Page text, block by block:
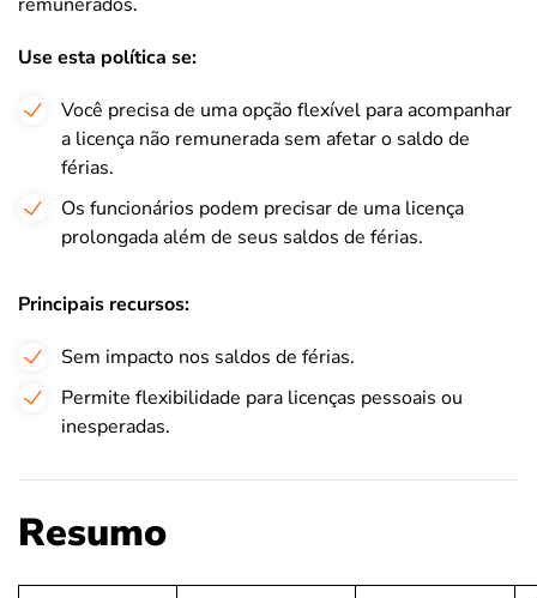
Use esta política se:
Você precisa de uma opção flexível para acompanhar
a licença não remunerada sem afetar o saldo de
férias.
Os funcionários podem precisar de uma licença
prolongada além de seus saldos de férias.
Principais recursos:
Sem impacto nos saldos de férias.
Permite flexibilidade para licenças pessoais ou
inesperadas.
Resumo